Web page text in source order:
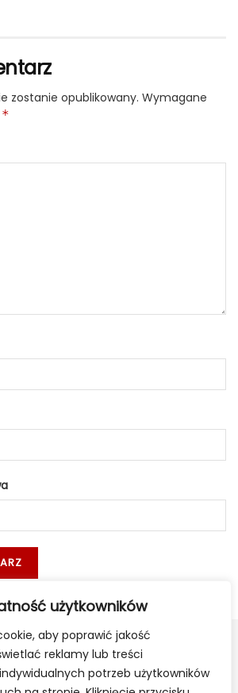
użytkowników
aby poprawić jakość
reklamy lub treści
potrzeb użytkowników
zostanie opublikowany. Wymagane
*